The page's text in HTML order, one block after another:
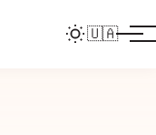
🇺🇦